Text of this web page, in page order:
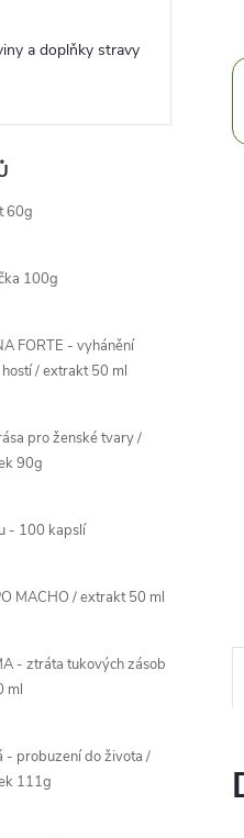
a doplňky stravy
60g
100g
FORTE - vyhánění
/ extrakt 50 ml
pro ženské tvary /
90g
- 100 kapslí
MACHO / extrakt 50 ml
- ztráta tukových zásob
ml
- probuzení do života /
111g